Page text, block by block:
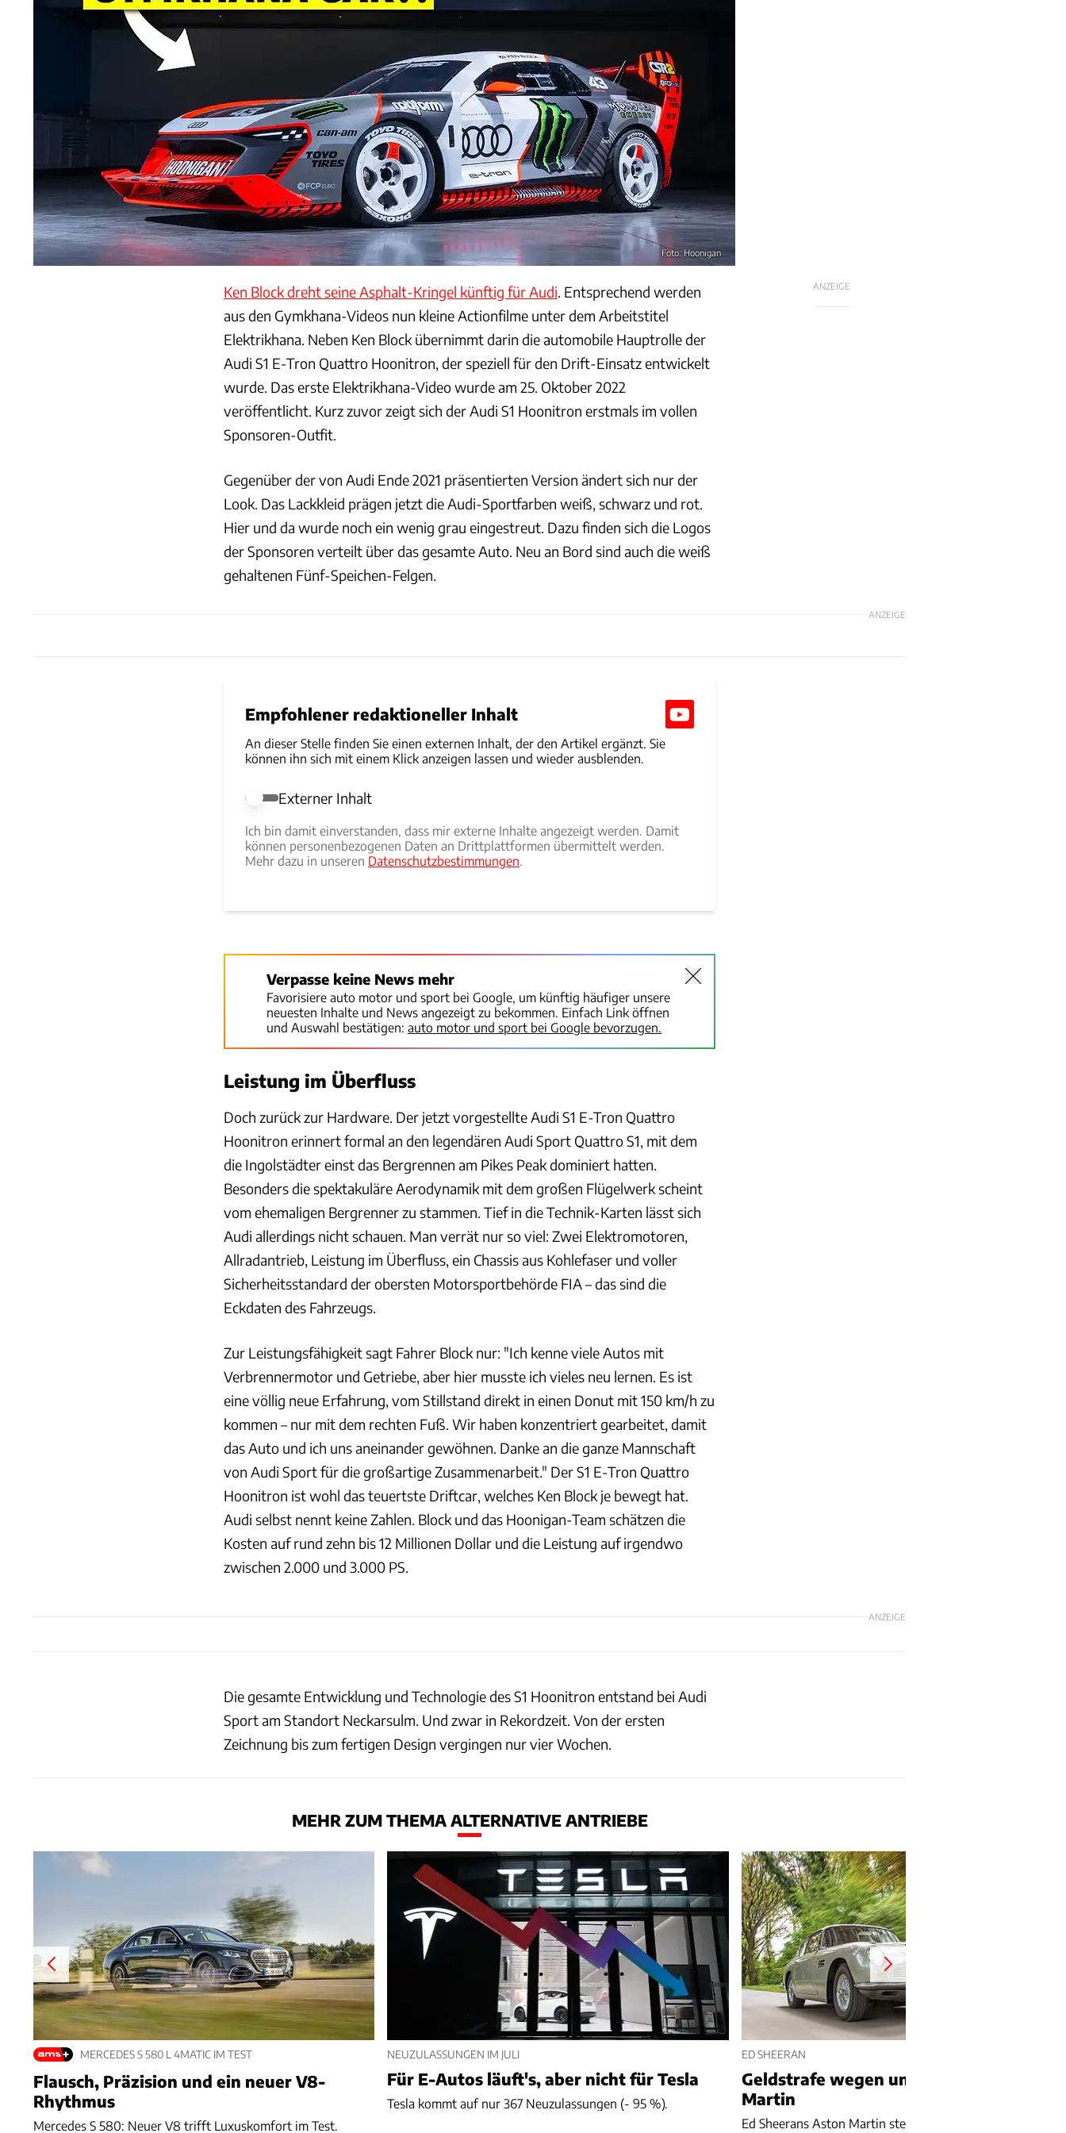
Foto: Hoonigan
ANZEIGE
Ken Block dreht seine Asphalt-Kringel künftig für Audi . Entsprechend werden
aus den Gymkhana-Videos nun kleine Actionfilme unter dem Arbeitstitel
Elektrikhana. Neben Ken Block übernimmt darin die automobile Hauptrolle der
Audi S1 E-Tron Quattro Hoonitron, der speziell für den Drift-Einsatz entwickelt
wurde. Das erste Elektrikhana-Video wurde am 25. Oktober 2022
veröffentlicht. Kurz zuvor zeigt sich der Audi S1 Hoonitron erstmals im vollen
Sponsoren-Outfit.
Gegenüber der von Audi Ende 2021 präsentierten Version ändert sich nur der
Look. Das Lackkleid prägen jetzt die Audi-Sportfarben weiß, schwarz und rot.
Hier und da wurde noch ein wenig grau eingestreut. Dazu finden sich die Logos
der Sponsoren verteilt über das gesamte Auto. Neu an Bord sind auch die weiß
gehaltenen Fünf-Speichen-Felgen.
ANZEIGE
Empfohlener redaktioneller Inhalt
An dieser Stelle finden Sie einen externen Inhalt, der den Artikel ergänzt. Sie
können ihn sich mit einem Klick anzeigen lassen und wieder ausblenden.
Externer Inhalt erlauben
Externer Inhalt
Ich bin damit einverstanden, dass mir externe Inhalte angezeigt werden. Damit
können personenbezogenen Daten an Drittplattformen übermittelt werden.
Mehr dazu in unseren Datenschutzbestimmungen
Verpasse keine News mehr
Favorisiere auto motor und sport bei Google, um künftig häufiger unsere
neuesten Inhalte und News angezeigt zu bekommen. Einfach Link öffnen
und Auswahl bestätigen: auto motor und sport bei Google bevorzugen.
Leistung im Überfluss
Doch zurück zur Hardware. Der jetzt vorgestellte Audi S1 E-Tron Quattro
Hoonitron erinnert formal an den legendären Audi Sport Quattro S1, mit dem
die Ingolstädter einst das Bergrennen am Pikes Peak dominiert hatten.
Besonders die spektakuläre Aerodynamik mit dem großen Flügelwerk scheint
vom ehemaligen Bergrenner zu stammen. Tief in die Technik-Karten lässt sich
Audi allerdings nicht schauen. Man verrät nur so viel: Zwei Elektromotoren,
Allradantrieb, Leistung im Überfluss, ein Chassis aus Kohlefaser und voller
Sicherheitsstandard der obersten Motorsportbehörde FIA – das sind die
Eckdaten des Fahrzeugs.
Zur Leistungsfähigkeit sagt Fahrer Block nur: "Ich kenne viele Autos mit
Verbrennermotor und Getriebe, aber hier musste ich vieles neu lernen. Es ist
eine völlig neue Erfahrung, vom Stillstand direkt in einen Donut mit 150 km/h zu
kommen – nur mit dem rechten Fuß. Wir haben konzentriert gearbeitet, damit
das Auto und ich uns aneinander gewöhnen. Danke an die ganze Mannschaft
von Audi Sport für die großartige Zusammenarbeit." Der S1 E-Tron Quattro
Hoonitron ist wohl das teuertste Driftcar, welches Ken Block je bewegt hat.
Audi selbst nennt keine Zahlen. Block und das Hoonigan-Team schätzen die
Kosten auf rund zehn bis 12 Millionen Dollar und die Leistung auf irgendwo
zwischen 2.000 und 3.000 PS.
ANZEIGE
Die gesamte Entwicklung und Technologie des S1 Hoonitron entstand bei Audi
Sport am Standort Neckarsulm. Und zwar in Rekordzeit. Von der ersten
Zeichnung bis zum fertigen Design vergingen nur vier Wochen.
MEHR ZUM THEMA ALTERNATIVE ANTRIEBE
MERCEDES S 580 L 4MATIC IM TEST
Flausch, Präzision und ein neuer V8-
Rhythmus
Mercedes S 580: Neuer V8 trifft Luxuskomfort im Test.
NEUZULASSUNGEN IM JULI
Für E-Autos läuft's, aber nicht für Tesla
Tesla kommt auf nur 367 Neuzulassungen (- 95 %).
ED SHEERAN
Geldstrafe wegen unversichertem Aston
Martin
Ed Sheerans Aston Martin steht in der Werkstatt und